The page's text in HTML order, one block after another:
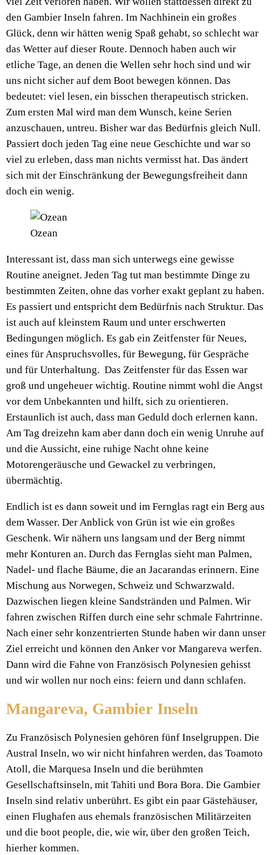
den Gambier Inseln fahren. Im Nachhinein ein großes
Glück, denn wir hätten wenig Spaß gehabt, so schlecht war
das Wetter auf dieser Route. Dennoch haben auch wir
etliche Tage, an denen die Wellen sehr hoch sind und wir
uns nicht sicher auf dem Boot bewegen können. Das
bedeutet: viel lesen, ein bisschen therapeutisch stricken.
Zum ersten Mal wird man dem Wunsch, keine Serien
anzuschauen, untreu. Bisher war das Bedürfnis gleich Null.
Passiert doch jeden Tag eine neue Geschichte und war so
viel zu erleben, dass man nichts vermisst hat. Das ändert
sich mit der Einschränkung der Bewegungsfreiheit dann
doch ein wenig.
Ozean
Interessant ist, dass man sich unterwegs eine gewisse
Routine aneignet. Jeden Tag tut man bestimmte Dinge zu
bestimmten Zeiten, ohne das vorher exakt geplant zu haben.
Es passiert und entspricht dem Bedürfnis nach Struktur. Das
ist auch auf kleinstem Raum und unter erschwerten
Bedingungen möglich. Es gab ein Zeitfenster für Neues,
eines für Anspruchsvolles, für Bewegung, für Gespräche
und für Unterhaltung. Das Zeitfenster für das Essen war
groß und ungeheuer wichtig. Routine nimmt wohl die Angst
vor dem Unbekannten und hilft, sich zu orientieren.
Erstaunlich ist auch, dass man Geduld doch erlernen kann.
Am Tag dreizehn kam aber dann doch ein wenig Unruhe auf
und die Aussicht, eine ruhige Nacht ohne keine
Motorengeräusche und Gewackel zu verbringen,
übermächtig.
Endlich ist es dann soweit und im Fernglas ragt ein Berg aus
dem Wasser. Der Anblick von Grün ist wie ein großes
Geschenk. Wir nähern uns langsam und der Berg nimmt
mehr Konturen an. Durch das Fernglas sieht man Palmen,
Nadel- und flache Bäume, die an Jacarandas erinnern. Eine
Mischung aus Norwegen, Schweiz und Schwarzwald.
Dazwischen liegen kleine Sandstränden und Palmen. Wir
fahren zwischen Riffen durch eine sehr schmale Fahrtrinne.
Nach einer sehr konzentrierten Stunde haben wir dann unser
Ziel erreicht und können den Anker vor Mangareva werfen.
Dann wird die Fahne von Französisch Polynesien gehisst
und wir wollen nur noch eins: feiern und dann schlafen.
Mangareva, Gambier Inseln
Zu Französisch Polynesien gehören fünf Inselgruppen. Die
Austral Inseln, wo wir nicht hinfahren werden, das Toamoto
Atoll, die Marquesa Inseln und die berühmten
Gesellschaftsinseln, mit Tahiti und Bora Bora. Die Gambier
Inseln sind relativ unberührt. Es gibt ein paar Gästehäuser,
einen Flughafen aus ehemals französischen Militärzeiten
und die boot people, die, wie wir, über den großen Teich,
hierher kommen.